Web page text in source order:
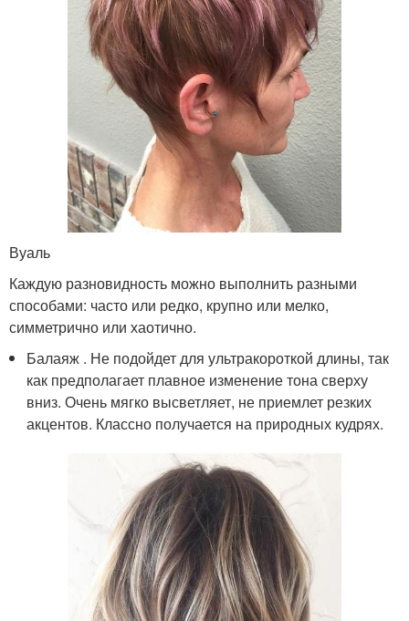
Вуаль
Каждую разновидность можно выполнить разными
способами: часто или редко, крупно или мелко,
симметрично или хаотично.
Балаяж . Не подойдет для ультракороткой длины, так
как предполагает плавное изменение тона сверху
вниз. Очень мягко высветляет, не приемлет резких
акцентов. Классно получается на природных кудрях.